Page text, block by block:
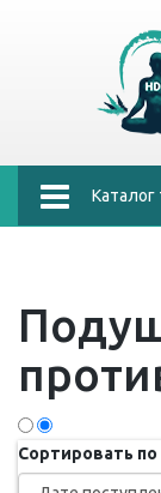
Каталог
Сортировать по